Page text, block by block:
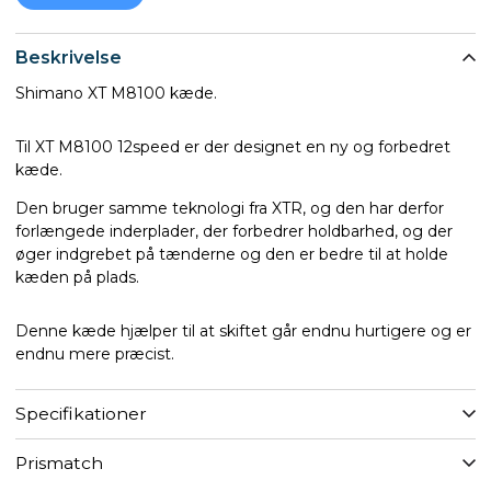
Beskrivelse
Shimano XT M8100 kæde.
Til XT M8100 12speed er der designet en ny og forbedret
kæde.
Den bruger samme teknologi fra XTR, og den har derfor
forlængede inderplader, der forbedrer holdbarhed, og der
øger indgrebet på tænderne og den er bedre til at holde
kæden på plads.
Denne kæde hjælper til at skiftet går endnu hurtigere og er
endnu mere præcist.
Specifikationer
Prismatch